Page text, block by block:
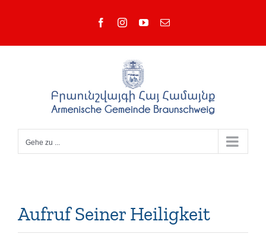
FacebookInstagramYouTube
E-
Gehe zu ...
Aufruf Seiner Heiligkeit